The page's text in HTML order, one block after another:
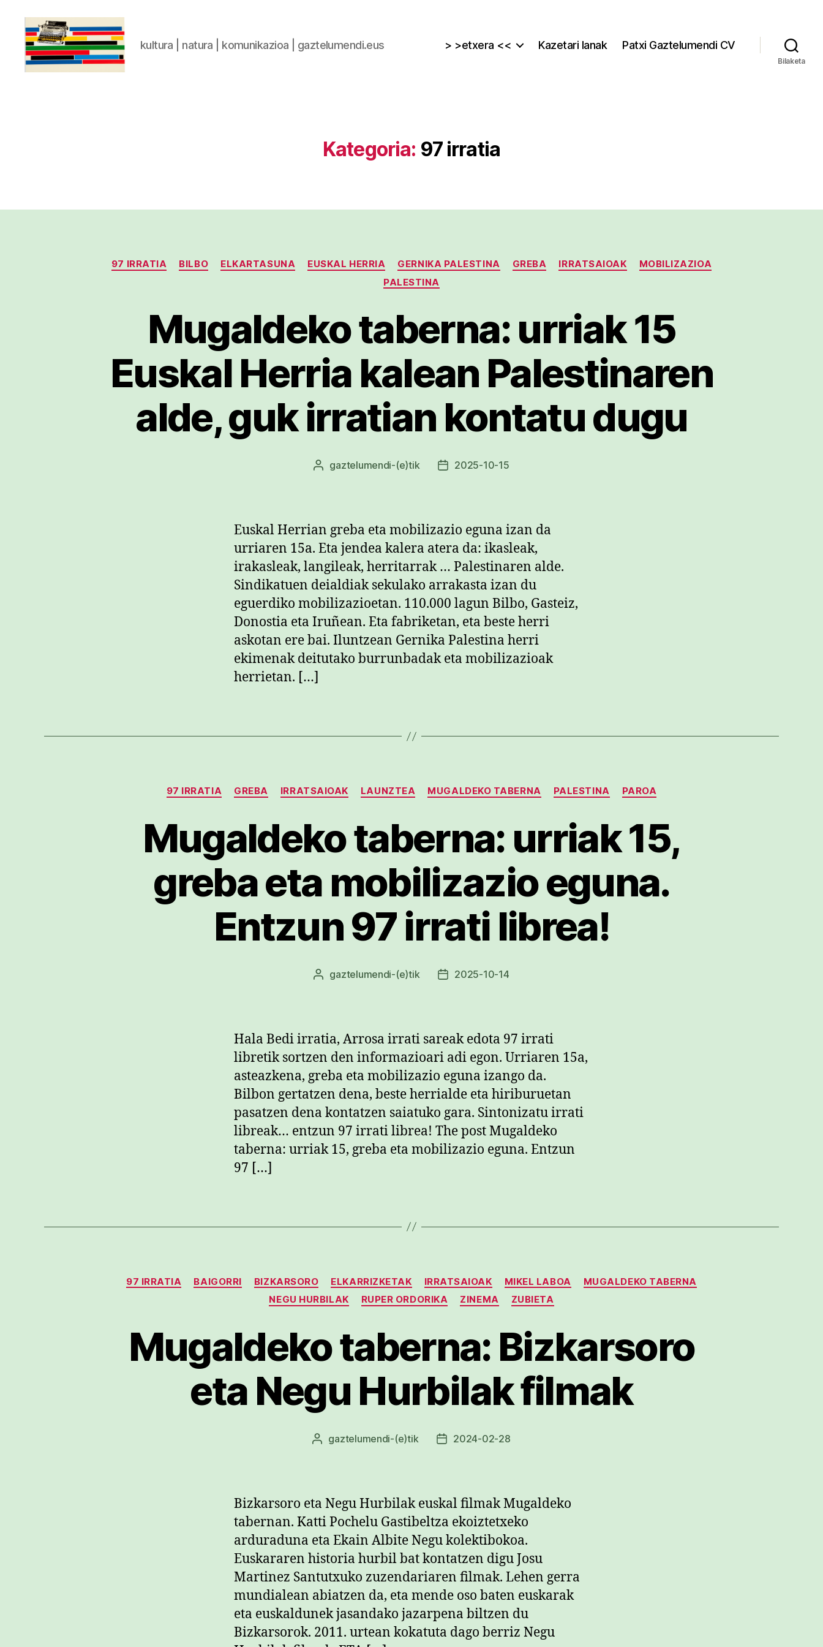
kultura | natura | komunikazioa | gaztelumendi.eus > >etxera << Kazetari lanak Patxi Gaztelumendi CV
Bilaketa
Kategoria: 97 irratia
Kategoriak
97 IRRATIA BILBO ELKARTASUNA EUSKAL HERRIA GERNIKA PALESTINA GREBA IRRATSAIOAK
MOBILIZAZIOA
PALESTINA
Mugaldeko taberna: urriak 15
Euskal Herria kalean Palestinaren
alde, guk irratian kontatu dugu
Argitalpenaren
gaztelumendi-(e)tik
Argitalpenaren
2025-10-15
Euskal Herrian greba eta mobilizazio eguna izan da
urriaren 15a. Eta jendea kalera atera da: ikasleak,
irakasleak, langileak, herritarrak … Palestinaren alde.
Sindikatuen deialdiak sekulako arrakasta izan du
eguerdiko mobilizazioetan. 110.000 lagun Bilbo, Gasteiz,
Donostia eta Iruñean. Eta fabriketan, eta beste herri
askotan ere bai. Iluntzean Gernika Palestina herri
ekimenak deitutako burrunbadak eta mobilizazioak
herrietan. […]
Kategoriak
97 IRRATIA GREBA IRRATSAIOAK LAUNZTEA MUGALDEKO TABERNA PALESTINA PAROA
Mugaldeko taberna: urriak 15,
greba eta mobilizazio eguna.
Entzun 97 irrati librea!
Argitalpenaren
gaztelumendi-(e)tik
Argitalpenaren
2025-10-14
Hala Bedi irratia, Arrosa irrati sareak edota 97 irrati
libretik sortzen den informazioari adi egon. Urriaren 15a,
asteazkena, greba eta mobilizazio eguna izango da.
Bilbon gertatzen dena, beste herrialde eta hiriburuetan
pasatzen dena kontatzen saiatuko gara. Sintonizatu irrati
libreak… entzun 97 irrati librea! The post Mugaldeko
taberna: urriak 15, greba eta mobilizazio eguna. Entzun
97 […]
Kategoriak
97 IRRATIA BAIGORRI BIZKARSORO ELKARRIZKETAK IRRATSAIOAK MIKEL LABOA
MUGALDEKO TABERNA
NEGU HURBILAK
RUPER ORDORIKA ZINEMA ZUBIETA
Mugaldeko taberna: Bizkarsoro
eta Negu Hurbilak filmak
Argitalpenaren
gaztelumendi-(e)tik
Argitalpenaren
2024-02-28
Bizkarsoro eta Negu Hurbilak euskal filmak Mugaldeko
tabernan. Katti Pochelu Gastibeltza ekoiztetxeko
arduraduna eta Ekain Albite Negu kolektibokoa.
Euskararen historia hurbil bat kontatzen digu Josu
Martinez Santutxuko zuzendariaren filmak. Lehen gerra
mundialean abiatzen da, eta mende oso baten euskarak
eta euskaldunek jasandako jazarpena biltzen du
Bizkarsorok. 2011. urtean kokatuta dago berriz Negu